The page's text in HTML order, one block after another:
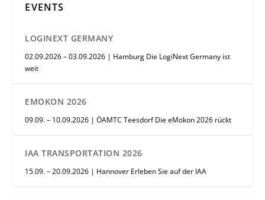
EVENTS
LOGINEXT GERMANY
02.09.2026 – 03.09.2026 | Hamburg Die LogiNext Germany ist
weit
EMOKON 2026
09.09. – 10.09.2026 | ÖAMTC Teesdorf Die eMokon 2026 rückt
IAA TRANSPORTATION 2026
15.09. – 20.09.2026 | Hannover Erleben Sie auf der IAA